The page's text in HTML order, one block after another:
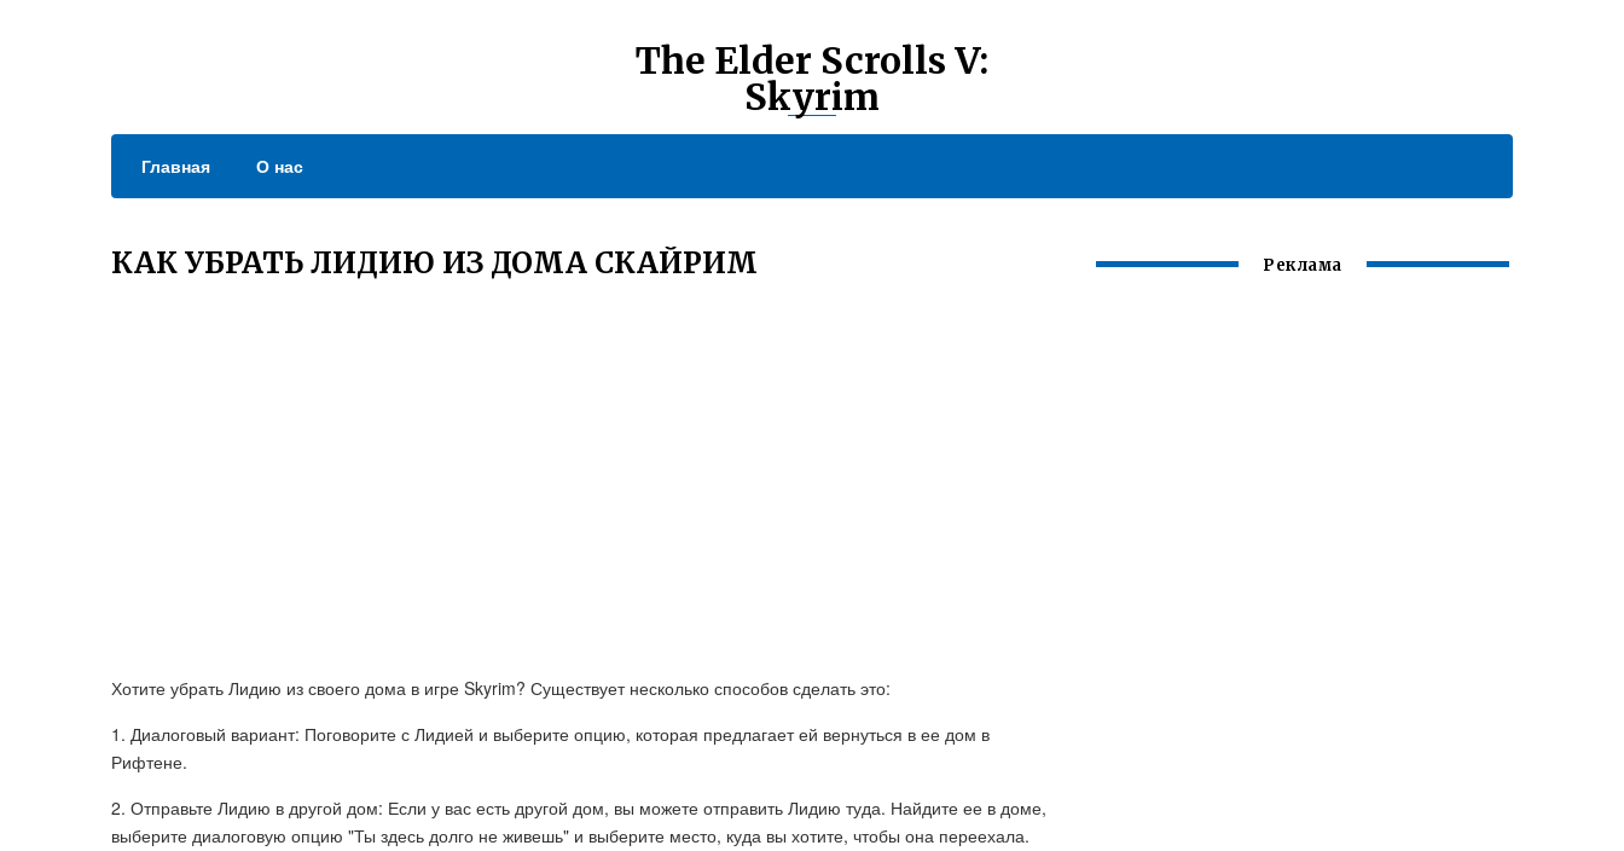
The Elder Scrolls V:
Skyrim
Главная О нас
КАК УБРАТЬ ЛИДИЮ ИЗ ДОМА СКАЙРИМ
Хотите убрать Лидию из своего дома в игре Skyrim? Существует несколько способов сделать это:
1. Диалоговый вариант: Поговорите с Лидией и выберите опцию, которая предлагает ей вернуться в ее дом в
Рифтене.
2. Отправьте Лидию в другой дом: Если у вас есть другой дом, вы можете отправить Лидию туда. Найдите ее в доме,
выберите диалоговую опцию "Ты здесь долго не живешь" и выберите место, куда вы хотите, чтобы она переехала.
Реклама